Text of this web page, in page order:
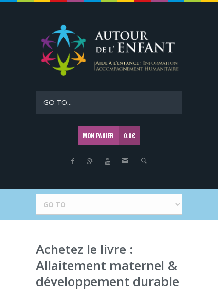
GO TO...
MON PANIER 0.0€
Achetez le livre :
Allaitement maternel &
développement durable